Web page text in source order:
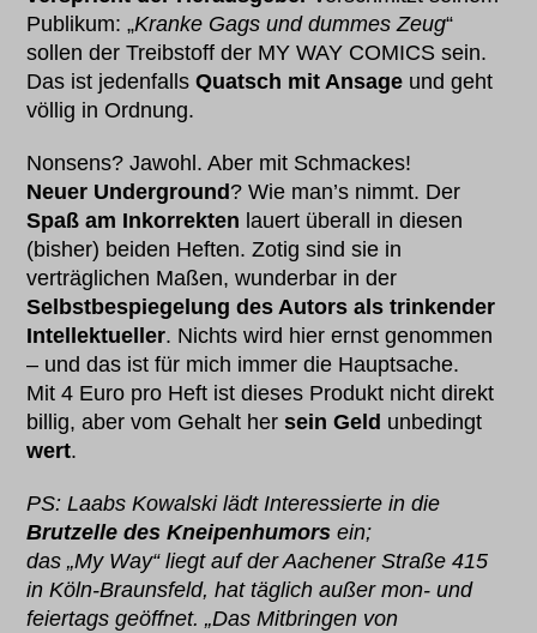
Publikum: „Kranke Gags und dummes Zeug“
sollen der Treibstoff der MY WAY COMICS sein.
Das ist jedenfallsQuatsch mit Ansage und geht
völlig in Ordnung.
Nonsens? Jawohl. Aber mit Schmackes!
Neuer Underground ? Wie man’s nimmt. Der
Spaß am Inkorrekten lauert überall in diesen
(bisher) beiden Heften. Zotig sind sie in
verträglichen Maßen, wunderbar in der
Selbstbespiegelung des Autors als trinkender
Intellektueller. Nichts wird hier ernst genommen
– und das ist für mich immer die Hauptsache.
Mit 4 Euro pro Heft ist dieses Produkt nicht direkt
billig, aber vom Gehalt hersein Geld unbedingt
wert.
PS: Laabs Kowalski lädt Interessierte in die
Brutzelle des Kneipenhumors ein;
das „My Way“ liegt auf der Aachener Straße 415
in Köln-Braunsfeld, hat täglich außer mon- und
feiertags geöffnet. „Das Mitbringen von